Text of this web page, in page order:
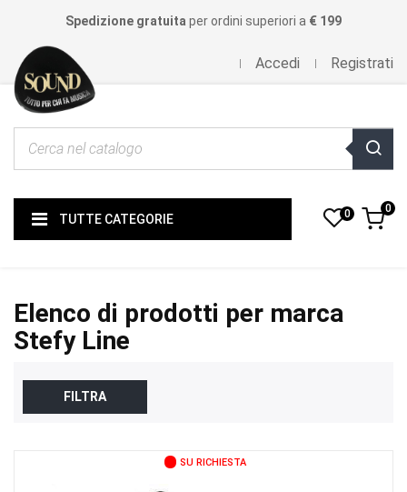
Spedizione gratuita per ordini superiori a € 199
Accedi Registrati
TUTTE CATEGORIE 0 0
Elenco di prodotti per marca
Stefy Line
FILTRA
SU RICHIESTA